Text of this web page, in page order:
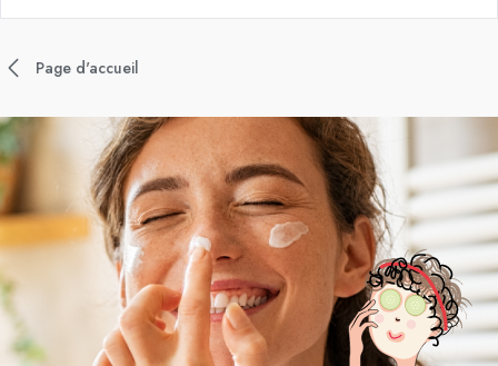
Page d'accueil